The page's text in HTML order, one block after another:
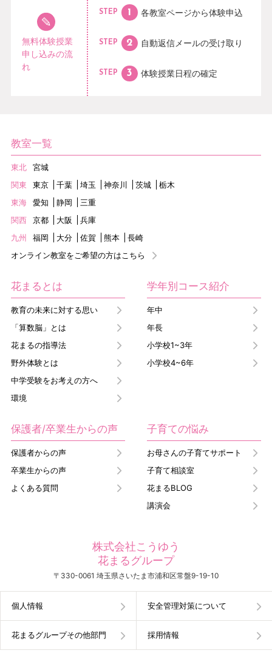
無料体験授業
申し込みの流
れ
STEP 各教室ページから体験申込
STEP 自動返信メールの受け取り
STEP 体験授業日程の確定
教室一覧
東北
宮城
関東
東京 千葉 埼玉 神奈川 茨城
栃木
東海
愛知 静岡
三重
関西
京都 大阪
兵庫
九州
福岡 大分 佐賀 熊本
長崎
オンライン教室をご希望の方はこちら
花まるとは
教育の未来に対する思い
「算数脳」とは
花まるの指導法
野外体験とは
中学受験をお考えの方へ
環境
学年別コース紹介
年中
年長
小学校1~3年
小学校4~6年
保護者/卒業生からの声
保護者からの声
卒業生からの声
よくある質問
子育ての悩み
お母さんの子育てサポート
子育て相談室
花まるBLOG
講演会
株式会社こうゆう
花まるグループ
〒330-0061 埼玉県さいたま市浦和区常盤9-19-10
個人情報 安全管理対策について
花まるグループその他部門 採用情報